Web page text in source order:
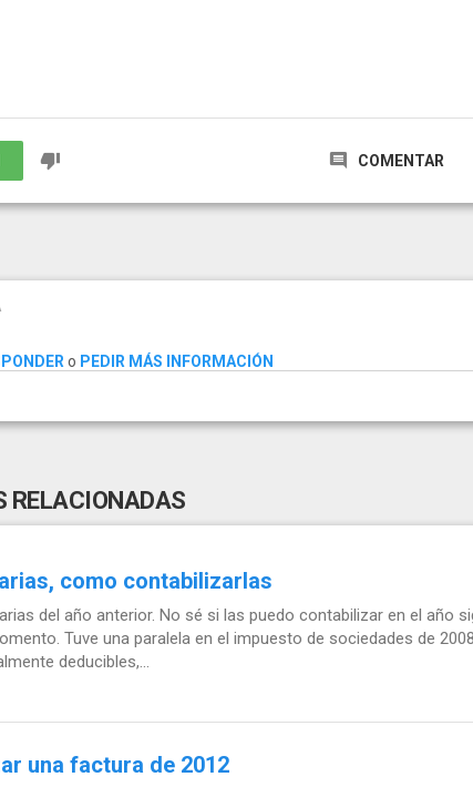
COMENTAR
o PEDIR MÁS INFORMACIÓN
RELACIONADAS
como contabilizarlas
del año anterior. No sé si las puedo contabilizar en el año
Tuve una paralela en el impuesto de sociedades de
deducibles,...
una factura de 2012